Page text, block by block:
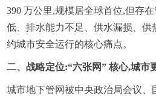
390 万公里,规模居全球首位,但存
低、排水能力不足、供水漏损、供
约城市安全运行的核心痛点。
二、战略定位:“六张网” 核心,城市
城市地下管网被中央政治局会议、